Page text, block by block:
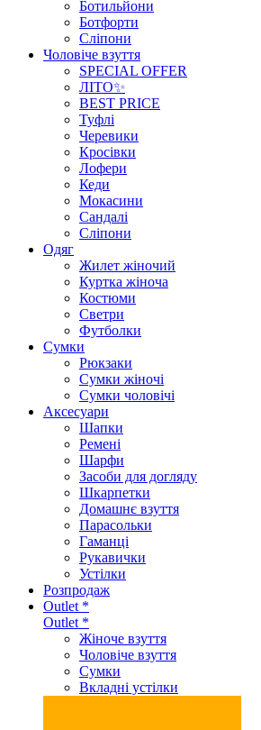
Ботильйони
Ботфорти
Сліпони
Чоловіче взуття
SPECIAL OFFER
ЛІТО✨
BEST PRICE
Туфлі
Черевики
Кросівки
Лофери
Кеди
Мокасини
Сандалі
Сліпони
Одяг
Жилет жіночий
Куртка жіноча
Костюми
Светри
Футболки
Сумки
Рюкзаки
Сумки жіночі
Сумки чоловічі
Аксеcуари
Шапки
Ремені
Шарфи
Засоби для догляду
Шкарпетки
Домашнє взуття
Парасольки
Гаманці
Рукавички
Устілки
Розпродаж
Outlet *
Outlet *
Жіноче взуття
Чоловіче взуття
Сумки
Вкладні устілки